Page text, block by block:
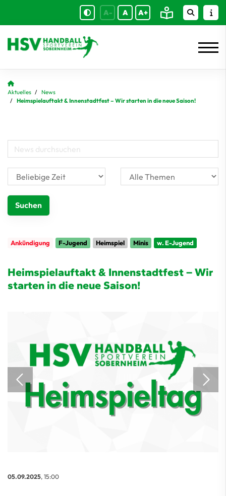
A- A A+
Aktuelles
News
Heimspielauftakt & Innenstadtfest – Wir starten in die neue Saison!
Ankündigung F-Jugend Heimspiel Minis w. E-Jugend
Heimspielauftakt & Innenstadtfest – Wir
starten in die neue Saison!
05.09.2025, 15:00